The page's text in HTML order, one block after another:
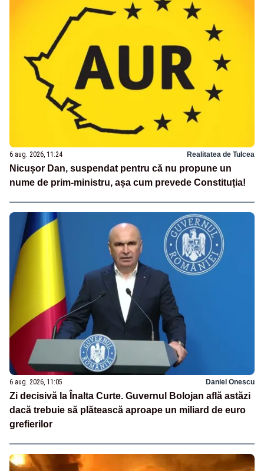
6 aug. 2026, 11:24 Realitatea de Tulcea
Nicușor Dan, suspendat pentru că nu propune un
nume de prim-ministru, așa cum prevede Constituția!
6 aug. 2026, 11:05 Daniel Onescu
Zi decisivă la Înalta Curte. Guvernul Bolojan află astăzi
dacă trebuie să plătească aproape un miliard de euro
grefierilor